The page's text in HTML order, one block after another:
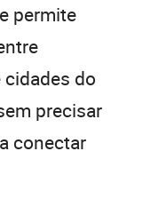
permite
do
precisar
conectar